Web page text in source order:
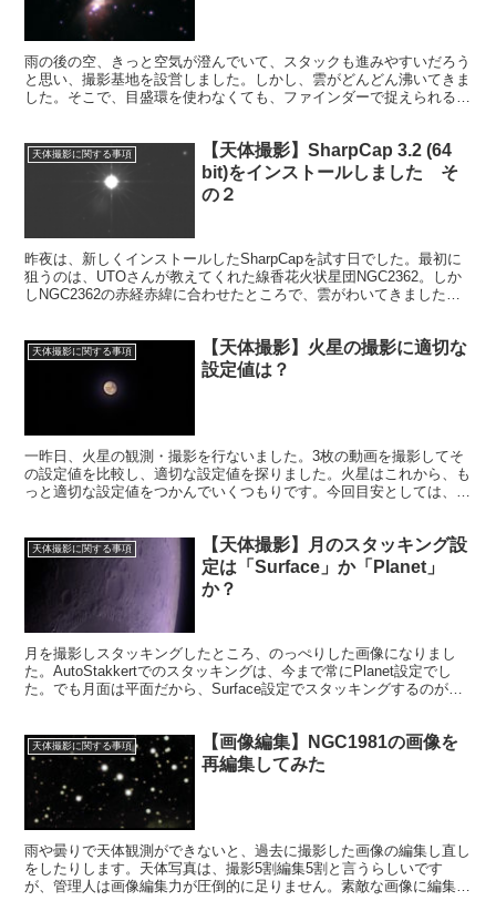
雨の後の空、きっと空気が澄んでいて、スタックも進みやすいだろう
と思い、撮影基地を設営しました。しかし、雲がどんどん沸いてきま
した。そこで、目盛環を使わなくても、ファインダーで捉えられる明
天体撮影に関する事項
【天体撮影】SharpCap 3.2 (64
bit)をインストールしました そ
の２
昨夜は、新しくインストールしたSharpCapを試す日でした。最初に
狙うのは、UTOさんが教えてくれた線香花火状星団NGC2362。しか
しNGC2362の赤経赤緯に合わせたところで、雲がわいてきました。
天体撮影に関する事項
【天体撮影】火星の撮影に適切な
設定値は？
一昨日、火星の観測・撮影を行ないました。3枚の動画を撮影してそ
の設定値を比較し、適切な設定値を探りました。火星はこれから、も
っと適切な設定値をつかんでいくつもりです。今回目安としては、ピ
天体撮影に関する事項
【天体撮影】月のスタッキング設
定は「Surface」か「Planet」
か？
月を撮影しスタッキングしたところ、のっぺりした画像になりまし
た。AutoStakkertでのスタッキングは、今まで常にPlanet設定でし
た。でも月面は平面だから、Surface設定でスタッキングするのが正
天体撮影に関する事項
【画像編集】NGC1981の画像を
再編集してみた
雨や曇りで天体観測ができないと、過去に撮影した画像の編集し直し
をしたりします。天体写真は、撮影5割編集5割と言うらしいです
が、管理人は画像編集力が圧倒的に足りません。素敵な画像に編集が